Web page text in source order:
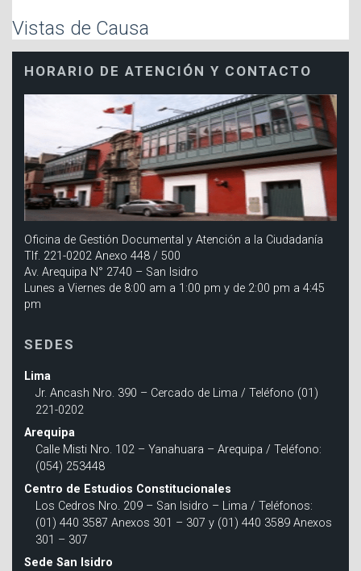
Vistas de Causa
HORARIO DE ATENCIÓN Y CONTACTO
Oficina de Gestión Documental y Atención a la Ciudadanía
Tlf. 221-0202 Anexo 448 / 500
Av. Arequipa N° 2740 – San Isidro
Lunes a Viernes de 8:00 am a 1:00 pm y de 2:00 pm a 4:45
pm
SEDES
Lima
Jr. Ancash Nro. 390 – Cercado de Lima / Teléfono (01)
221-0202
Arequipa
Calle Misti Nro. 102 – Yanahuara – Arequipa / Teléfono:
(054) 253448
Centro de Estudios Constitucionales
Los Cedros Nro. 209 – San Isidro – Lima / Teléfonos:
(01) 440 3587 Anexos 301 – 307 y (01) 440 3589 Anexos
301 – 307
Sede San Isidro